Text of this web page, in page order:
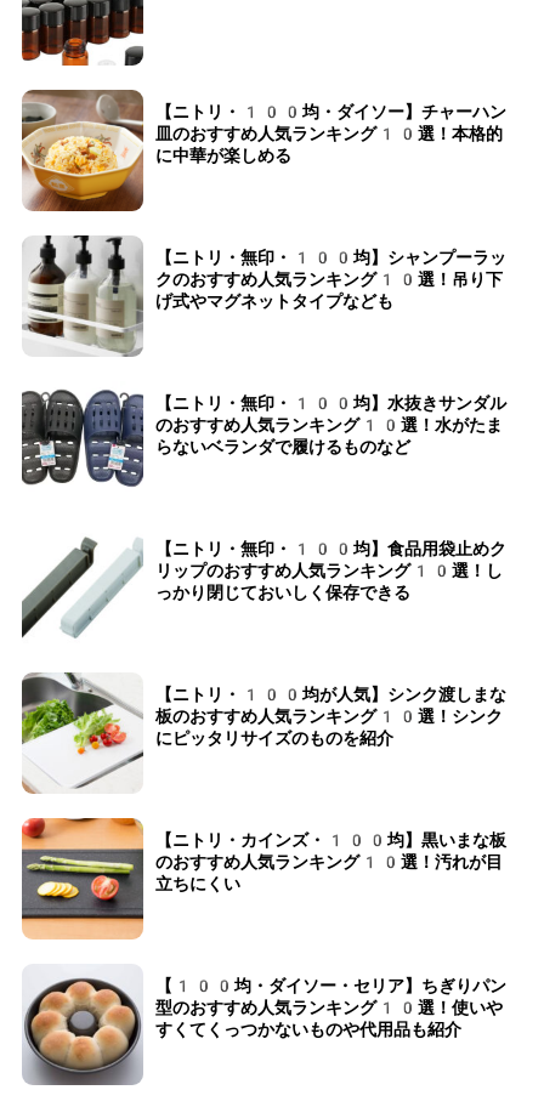
【ニトリ・100均・ダイソー】チャーハン
皿のおすすめ人気ランキング10選！本格的
に中華が楽しめる
【ニトリ・無印・100均】シャンプーラッ
クのおすすめ人気ランキング10選！吊り下
げ式やマグネットタイプなども
【ニトリ・無印・100均】水抜きサンダル
のおすすめ人気ランキング10選！水がたま
らないベランダで履けるものなど
【ニトリ・無印・100均】食品用袋止めク
リップのおすすめ人気ランキング10選！し
っかり閉じておいしく保存できる
【ニトリ・100均が人気】シンク渡しまな
板のおすすめ人気ランキング10選！シンク
にピッタリサイズのものを紹介
【ニトリ・カインズ・100均】黒いまな板
のおすすめ人気ランキング10選！汚れが目
立ちにくい
【100均・ダイソー・セリア】ちぎりパン
型のおすすめ人気ランキング10選！使いや
すくてくっつかないものや代用品も紹介